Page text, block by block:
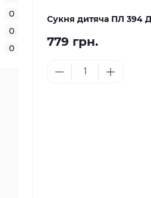
0
0
0
Сукня дитяча ПЛ 394
779 грн.